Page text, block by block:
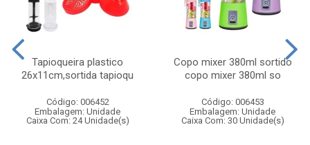
Tapioqueira plastico
26x11cm,sortida tapioqu
Código: 006452
Embalagem: Unidade
Caixa Com: 24 Unidade(s)
Copo mixer 380ml sortido
copo mixer 380ml so
Código: 006453
Embalagem: Unidade
Caixa Com: 30 Unidade(s)